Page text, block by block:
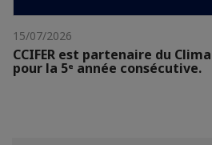
15/07/2026
CCIFER est partenaire du
pour la 5ᵉ année consécutive.